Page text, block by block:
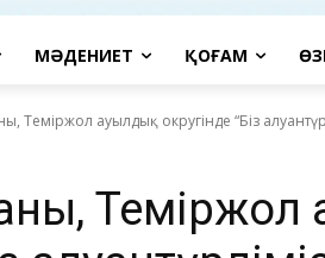
МӘДЕНИЕТ ҚОҒАМ
Теміржол ауылдық округінде “Біз
Теміржол